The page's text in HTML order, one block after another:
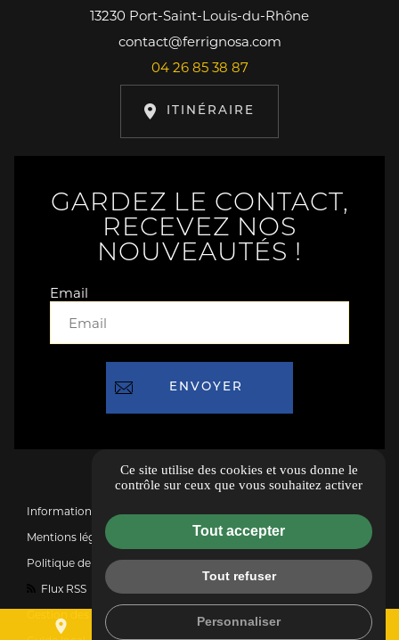
place mail
13230 Port-Saint-Louis-du-Rhône
contact@ferrignosa.com
04 26 85 38 87
ITINÉRAIRE
GARDEZ LE CONTACT,
RECEVEZ NOS
NOUVEAUTÉS !
Email
Informations complémentaires
Mentions légales
Politique de confidentialité
Flux RSS
Gestion des cookies
Ce site utilise des cookies et vous donne le
contrôle sur ceux que vous souhaitez activer
Tout accepter
Tout refuser
Personnaliser